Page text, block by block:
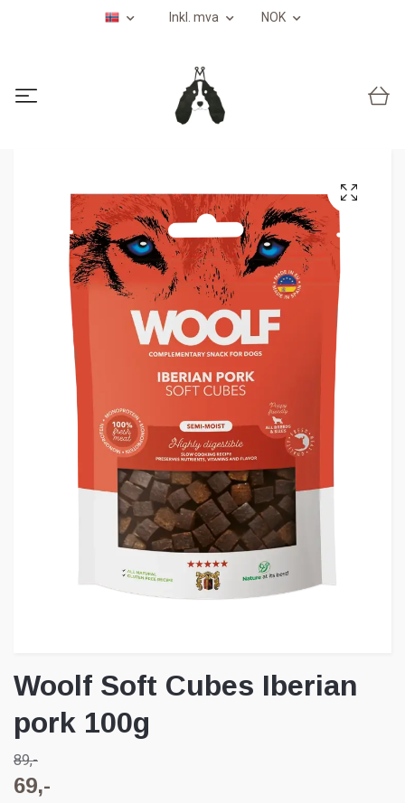
Inkl. mva NOK
Woolf Soft Cubes Iberian
pork 100g
89,-
69,-